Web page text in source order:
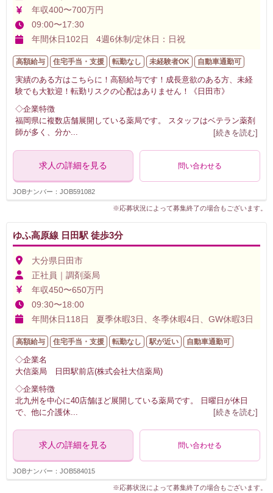
年収400〜700万円
09:00〜17:30
年間休日102日 4週6休制/定休日：日祝
高額給与 住宅手当・支援 転勤なし 未経験者OK 自動車通勤可
実績のある方はこちらに！高額給与です！成長意欲のある方、未経
験でも大歓迎！転勤リスクの心配はありません！《日田市》
◇企業特徴
福岡県に複数店舗展開している薬局です。 スタッフはベテラン薬剤
師が多く、分か... [続きを読む]
求人の詳細を見る 問い合わせる
JOBナンバー：JOB591082
※応募状況によって募集終了の場合もございます。
ゆふ高原線 日田駅 徒歩3分
大分県日田市
正社員｜調剤薬局
年収450〜650万円
09:30〜18:00
年間休日118日 夏季休暇3日、冬季休暇4日、GW休暇3日
高額給与 住宅手当・支援 転勤なし 駅が近い 自動車通勤可
◇企業名
大信薬局 日田駅前店(株式会社大信薬局)
◇企業特徴
北九州を中心に40店舗ほど展開している薬局です。 日曜日が休日
で、他に介護休
[続きを読む]
求人の詳細を見る 問い合わせる
JOBナンバー：JOB584015
※応募状況によって募集終了の場合もございます。